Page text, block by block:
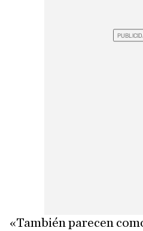
«También parecen